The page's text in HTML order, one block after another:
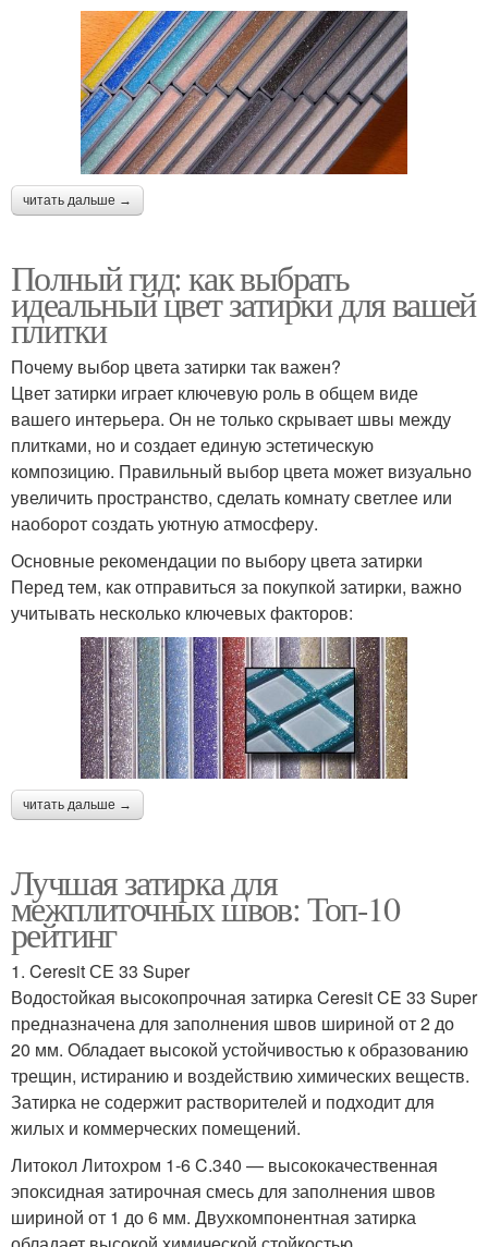
читать дальше →
Полный гид: как выбрать
идеальный цвет затирки для вашей
плитки
Почему выбор цвета затирки так важен?
Цвет затирки играет ключевую роль в общем виде
вашего интерьера. Он не только скрывает швы между
плитками, но и создает единую эстетическую
композицию. Правильный выбор цвета может визуально
увеличить пространство, сделать комнату светлее или
наоборот создать уютную атмосферу.
Основные рекомендации по выбору цвета затирки
Перед тем, как отправиться за покупкой затирки, важно
учитывать несколько ключевых факторов:
читать дальше →
Лучшая затирка для
межплиточных швов: Топ-10
рейтинг
1. Ceresit СЕ 33 Super
Водостойкая высокопрочная затирка Ceresit CE 33 Super
предназначена для заполнения швов шириной от 2 до
20 мм. Обладает высокой устойчивостью к образованию
трещин, истиранию и воздействию химических веществ.
Затирка не содержит растворителей и подходит для
жилых и коммерческих помещений.
Литокол Литохром 1-6 C.340 — высококачественная
эпоксидная затирочная смесь для заполнения швов
шириной от 1 до 6 мм. Двухкомпонентная затирка